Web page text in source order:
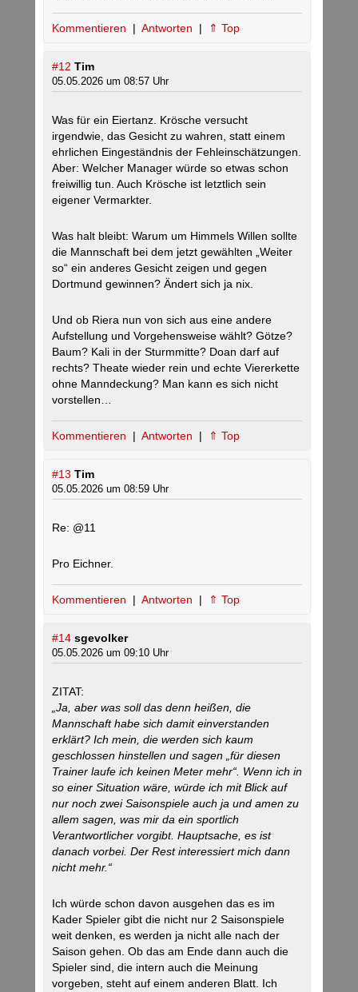
Kommentieren | Antworten | ⇑ Top
#12 Tim
05.05.2026 um 08:57 Uhr
Was für ein Eiertanz. Krösche versucht
irgendwie, das Gesicht zu wahren, statt einem
ehrlichen Eingeständnis der Fehleinschätzungen.
Aber: Welcher Manager würde so etwas schon
freiwillig tun. Auch Krösche ist letztlich sein
eigener Vermarkter.
Was halt bleibt: Warum um Himmels Willen sollte
die Mannschaft bei dem jetzt gewählten „Weiter
so“ ein anderes Gesicht zeigen und gegen
Dortmund gewinnen? Ändert sich ja nix.
Und ob Riera nun von sich aus eine andere
Aufstellung und Vorgehensweise wählt? Götze?
Baum? Kali in der Sturmmitte? Doan darf auf
rechts? Theate wieder rein und echte Viererkette
ohne Manndeckung? Man kann es sich nicht
vorstellen…
Kommentieren | Antworten | ⇑ Top
#13 Tim
05.05.2026 um 08:59 Uhr
Re: @11
Pro Eichner.
Kommentieren | Antworten | ⇑ Top
#14 sgevolker
05.05.2026 um 09:10 Uhr
ZITAT:
„Ja, aber was soll das denn heißen, die
Mannschaft habe sich damit einverstanden
erklärt? Ich mein, die werden sich kaum
geschlossen hinstellen und sagen „für diesen
Trainer laufe ich keinen Meter mehr“. Wenn ich in
so einer Situation wäre, würde ich mit Blick auf
nur noch zwei Saisonspiele auch ja und amen zu
allem sagen, was mir da ein sportlich
Verantwortlicher vorgibt. Hauptsache, es ist
danach vorbei. Der Rest interessiert mich dann
nicht mehr.“
Ich würde schon davon ausgehen das es im
Kader Spieler gibt die nicht nur 2 Saisonspiele
weit denken, es werden ja nicht alle nach der
Saison gehen. Ob das am Ende dann auch die
Spieler sind, die intern auch die Meinung
vorgeben, steht auf einem anderen Blatt. Ich